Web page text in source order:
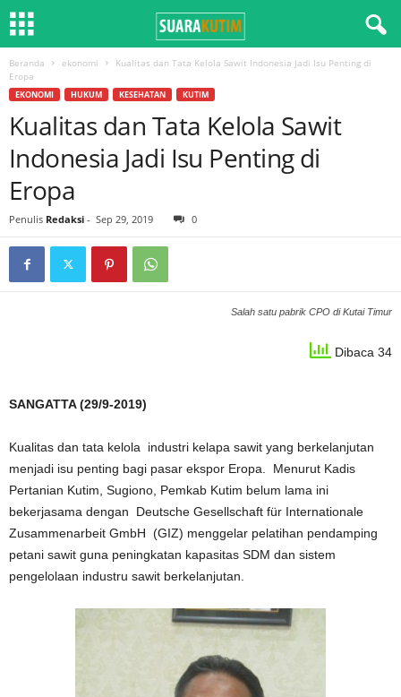
Beranda ekonomi
Kualitas dan Tata Kelola Sawit Indonesia Jadi Isu Penting di
Eropa
EKONOMI HUKUM KESEHATAN KUTIM
Kualitas dan Tata Kelola Sawit
Indonesia Jadi Isu Penting di
Eropa
Penulis Redaksi - Sep 29, 2019 0
Salah satu pabrik CPO di Kutai Timur
Dibaca 34
SANGATTA (29/9-2019)
Kualitas dan tata kelola industri kelapa sawit yang berkelanjutan
menjadi isu penting bagi pasar ekspor Eropa. Menurut Kadis
Pertanian Kutim, Sugiono, Pemkab Kutim belum lama ini
bekerjasama dengan Deutsche Gesellschaft für Internationale
Zusammenarbeit GmbH (GIZ) menggelar pelatihan pendamping
petani sawit guna peningkatan kapasitas SDM dan sistem
pengelolaan industru sawit berkelanjutan.